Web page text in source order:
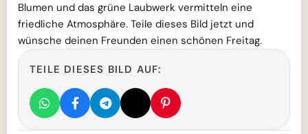
Blumen und das grüne Laubwerk vermitteln eine
friedliche Atmosphäre. Teile dieses Bild jetzt und
wünsche deinen Freunden einen schönen Freitag.
TEILE DIESES BILD AUF: